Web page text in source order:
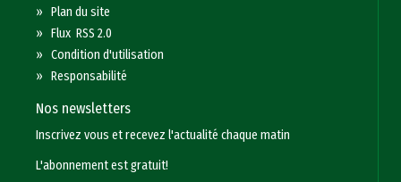
»Plan du site
»Flux RSS 2.0
»Condition d'utilisation
»Responsabilité
Nos newsletters
Inscrivez vous et recevez l'actualité chaque matin
L'abonnement est gratuit!